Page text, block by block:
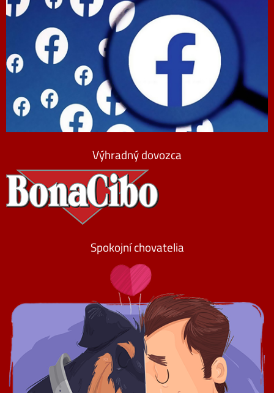
Výhradný dovozca
Spokojní chovatelia